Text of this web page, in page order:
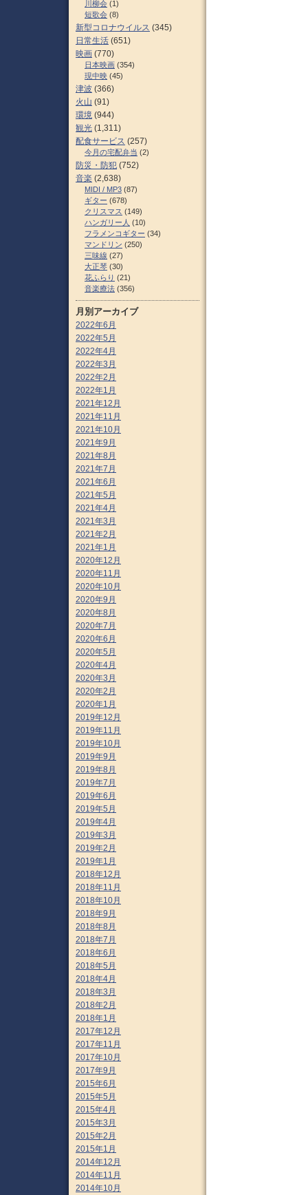
川柳会 (1)
短歌会 (8)
新型コロナウイルス (345)
日常生活 (651)
映画 (770)
日本映画 (354)
現中映 (45)
津波 (366)
火山 (91)
環境 (944)
観光 (1,311)
配食サービス (257)
今月の宅配弁当 (2)
防災・防犯 (752)
音楽 (2,638)
MIDI / MP3 (87)
ギター (678)
クリスマス (149)
ハンガリー人 (10)
フラメンコギター (34)
マンドリン (250)
三味線 (27)
大正琴 (30)
花ふらり (21)
音楽療法 (356)
月別アーカイブ
2022年6月
2022年5月
2022年4月
2022年3月
2022年2月
2022年1月
2021年12月
2021年11月
2021年10月
2021年9月
2021年8月
2021年7月
2021年6月
2021年5月
2021年4月
2021年3月
2021年2月
2021年1月
2020年12月
2020年11月
2020年10月
2020年9月
2020年8月
2020年7月
2020年6月
2020年5月
2020年4月
2020年3月
2020年2月
2020年1月
2019年12月
2019年11月
2019年10月
2019年9月
2019年8月
2019年7月
2019年6月
2019年5月
2019年4月
2019年3月
2019年2月
2019年1月
2018年12月
2018年11月
2018年10月
2018年9月
2018年8月
2018年7月
2018年6月
2018年5月
2018年4月
2018年3月
2018年2月
2018年1月
2017年12月
2017年11月
2017年10月
2017年9月
2015年6月
2015年5月
2015年4月
2015年3月
2015年2月
2015年1月
2014年12月
2014年11月
2014年10月